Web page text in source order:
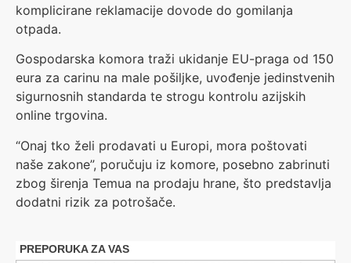
komplicirane reklamacije dovode do gomilanja
otpada.
Gospodarska komora traži ukidanje EU-praga od 150
eura za carinu na male pošiljke, uvođenje jedinstvenih
sigurnosnih standarda te strogu kontrolu azijskih
online trgovina.
“Onaj tko želi prodavati u Europi, mora poštovati
naše zakone”, poručuju iz komore, posebno zabrinuti
zbog širenja Temua na prodaju hrane, što predstavlja
dodatni rizik za potrošače.